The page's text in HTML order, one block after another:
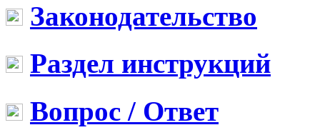
Законодательство
Раздел инструкций
Вопрос / Ответ